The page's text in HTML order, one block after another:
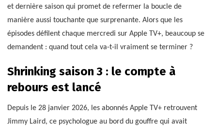
et dernière saison qui promet de refermer la boucle de
manière aussi touchante que surprenante. Alors que les
épisodes défilent chaque mercredi sur Apple TV+, beaucoup se
demandent : quand tout cela va-t-il vraiment se terminer ?
Shrinking saison 3 : le compte à
rebours est lancé
Depuis le 28 janvier 2026, les abonnés Apple TV+ retrouvent
Jimmy Laird, ce psychologue au bord du gouffre qui avait